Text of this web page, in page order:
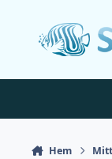
Hem